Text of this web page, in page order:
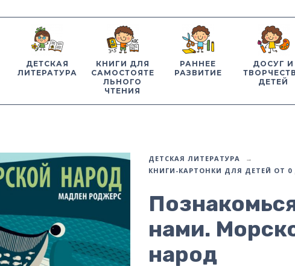
ДЕТСКАЯ
ЛИТЕРАТУРА
КНИГИ ДЛЯ
САМОСТОЯТЕ
ЛЬНОГО
ЧТЕНИЯ
РАННЕЕ
РАЗВИТИЕ
ДОСУГ И
ДЕТЕЙ
ДЕТСКАЯ ЛИТЕРАТУРА
КНИГИ-КАРТОНКИ ДЛЯ ДЕТЕЙ ОТ 0
нами.
народ